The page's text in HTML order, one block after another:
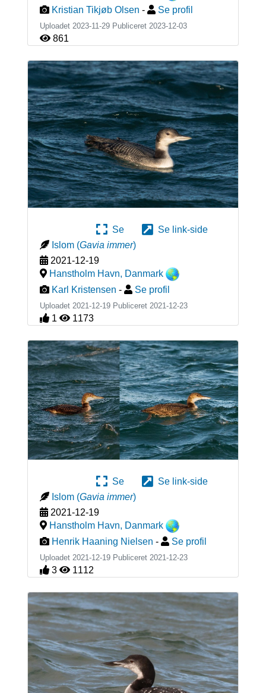
Kristian Tikjøb Olsen - Se profil
Uploadet 2023-11-29 Publiceret 2023-12-03
861
Se
Se link-side
Islom (Gavia immer)
2021-12-19
Hanstholm Havn, Danmark
Karl Kristensen - Se profil
Uploadet 2021-12-19 Publiceret 2021-12-23
1 1173
Se
Se link-side
Islom (Gavia immer)
2021-12-19
Hanstholm Havn, Danmark
Henrik Haaning Nielsen - Se profil
Uploadet 2021-12-19 Publiceret 2021-12-23
3 1112